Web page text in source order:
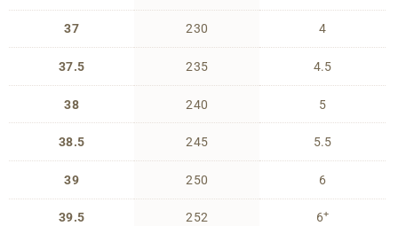
37
37.5
38
38.5
39
39.5
230
235
240
245
250
252
4
4.5
5
5.5
6
6+